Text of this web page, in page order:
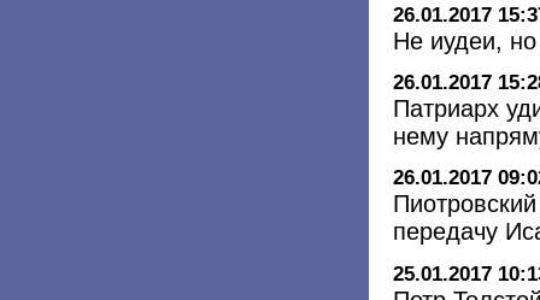
26.01.2017
Не иудеи,
26.01.2017
Патриарх
нему
26.01.2017
передачу
25.01.2017